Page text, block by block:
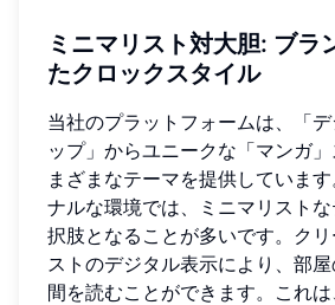
ミニマリスト対大胆: ブラ
たクロックスタイル
当社のプラットフォームは、「
ップ」からユニークな「マンガ
まざまなテーマを提供していま
ナルな環境では、ミニマリスト
択肢となることが多いです。ク
ストのデジタル表示により、部
間を読むことができます。これ